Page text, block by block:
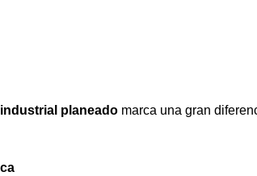
planeado marca una gran